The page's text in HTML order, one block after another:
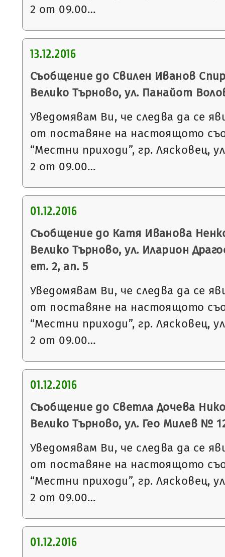
2 от 09.00…
13.12.2016
Съобщение до Свилен Иванов
Велико Търново, ул. Панайот
Уведомявам Ви, че следва да се
от поставяне на настоящото
“Местни приходи”, гр. Лясковец,
2 от 09.00…
01.12.2016
Съобщение до Катя Иванова
Велико Търново, ул. Иларион
ет. 2, ап. 5
Уведомявам Ви, че следва да се
от поставяне на настоящото
“Местни приходи”, гр. Лясковец,
2 от 09.00…
01.12.2016
Съобщение до Светла Дочева
Велико Търново, ул. Гео Милев №
Уведомявам Ви, че следва да се
от поставяне на настоящото
“Местни приходи”, гр. Лясковец,
2 от 09.00…
01.12.2016